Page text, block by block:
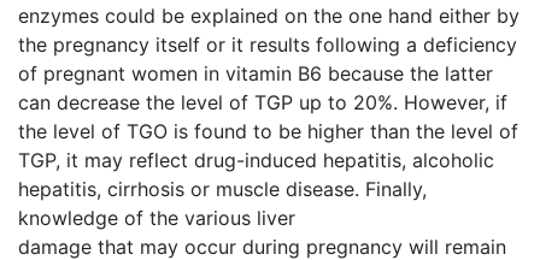
enzymes could be explained on the one hand either by
the pregnancy itself or it results following a deficiency
of pregnant women in vitamin B6 because the latter
can decrease the level of TGP up to 20%. However, if
the level of TGO is found to be higher than the level of
TGP, it may reflect drug-induced hepatitis, alcoholic
hepatitis, cirrhosis or muscle disease. Finally,
knowledge of the various liver
damage that may occur during pregnancy will remain